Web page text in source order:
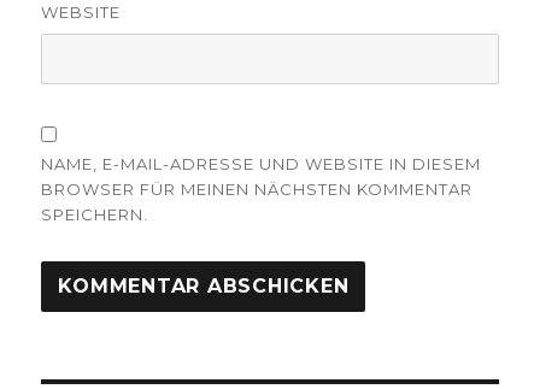
WEBSITE
NAME, E-MAIL-ADRESSE UND WEBSITE IN DIESEM
BROWSER FÜR MEINEN NÄCHSTEN KOMMENTAR
SPEICHERN.